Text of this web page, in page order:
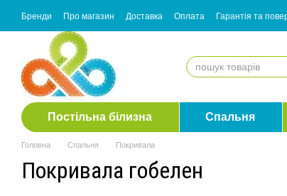
Перейти до основного контенту
Бренди Про магазин Доставка Оплата Гарантія та
Згода з розсилкою
Постільна білизна Спальня
Головна Спальня Покривала
Покривала гобелен